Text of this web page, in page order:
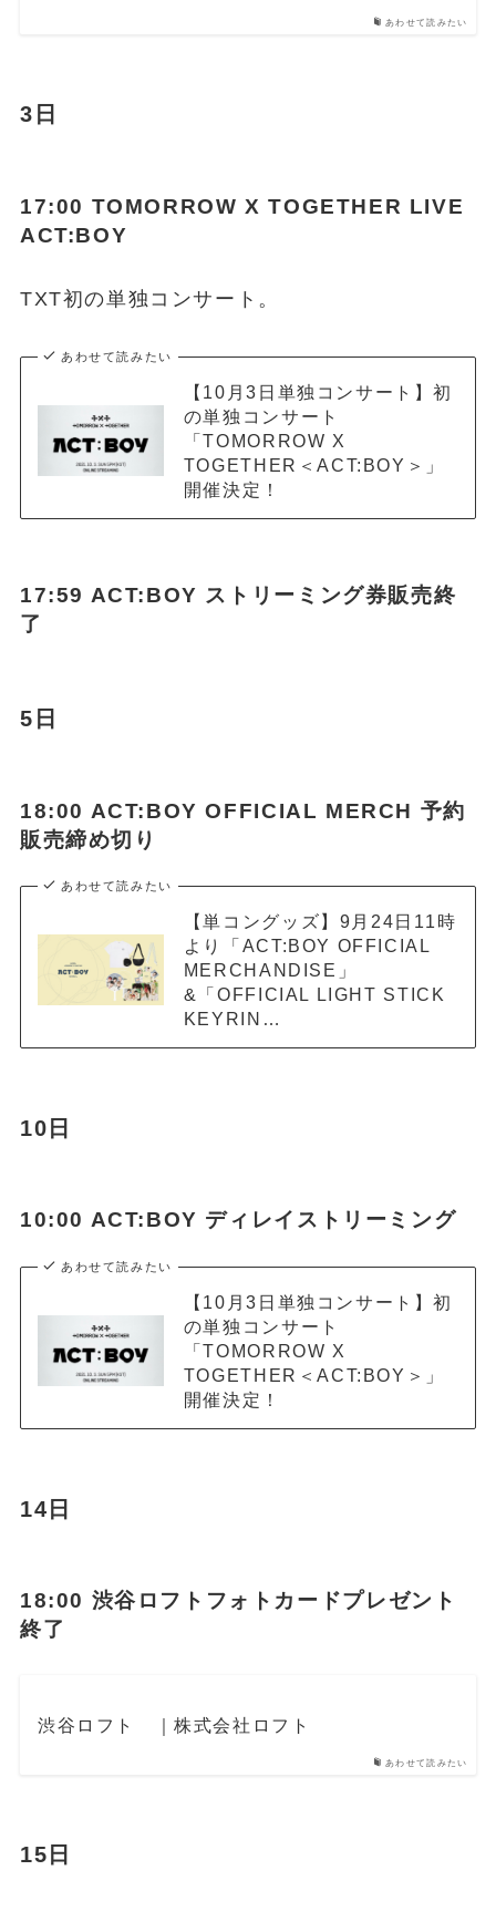
あわせて読みたい
3日
17:00 TOMORROW X TOGETHER LIVE
ACT:BOY
TXT初の単独コンサート。
あわせて読みたい
【10月3日単独コンサート】初
の単独コンサート
「TOMORROW X
TOGETHER＜ACT:BOY＞」
開催決定！
17:59 ACT:BOY ストリーミング券販売終
了
5日
18:00 ACT:BOY OFFICIAL MERCH 予約
販売締め切り
あわせて読みたい
【単コングッズ】9月24日11時
より「ACT:BOY OFFICIAL
MERCHANDISE」
&「OFFICIAL LIGHT STICK
KEYRIN…
10日
10:00 ACT:BOY ディレイストリーミング
あわせて読みたい
【10月3日単独コンサート】初
の単独コンサート
「TOMORROW X
TOGETHER＜ACT:BOY＞」
開催決定！
14日
18:00 渋谷ロフトフォトカードプレゼント
終了
あわせて読みたい
渋谷ロフト ｜株式会社ロフト
15日